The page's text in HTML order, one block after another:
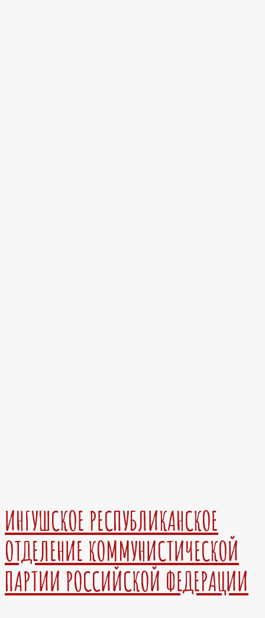
ИНГУШСКОЕ РЕСПУБЛИКАНСКОЕ
ОТДЕЛЕНИЕ КОММУНИСТИЧЕСКОЙ
ПАРТИИ РОССИЙСКОЙ ФЕДЕРАЦИИ